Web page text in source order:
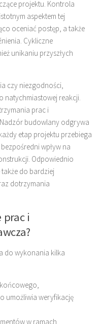
projektu. Kontrola
aspektem tej
oceniać postęp, a także
Cykliczne
unikaniu przyszłych
czy niezgodności,
natychmiastowej reakcji.
prac i
budowlany odgrywa
etap projektu przebiega
wpływ na
Odpowiednio
do bardziej
dotrzymania
prac i
do wykonania kilka
umożliwia weryfikację
w ramach